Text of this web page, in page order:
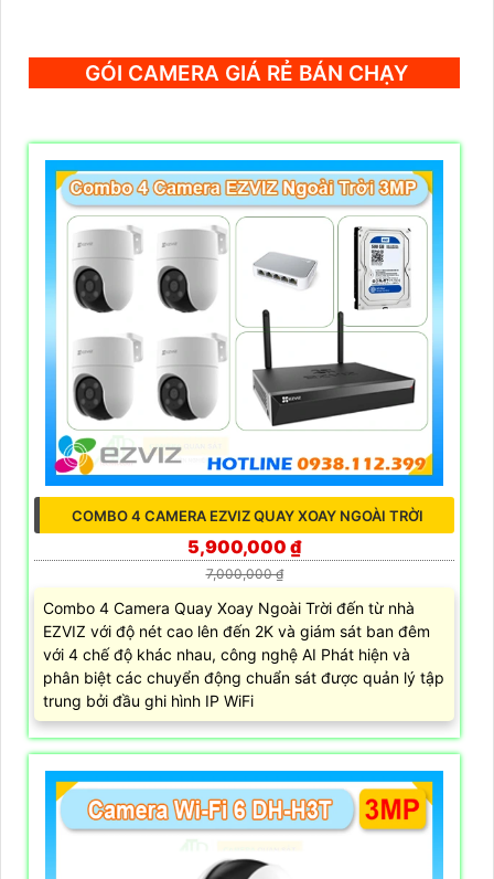
GÓI CAMERA GIÁ RẺ BÁN CHẠY
COMBO 4 CAMERA EZVIZ QUAY XOAY NGOÀI TRỜI
5,900,000 ₫
7,000,000 ₫
Combo 4 Camera Quay Xoay Ngoài Trời đến từ nhà
EZVIZ với độ nét cao lên đến 2K và giám sát ban đêm
với 4 chế độ khác nhau, công nghệ AI Phát hiện và
phân biệt các chuyển động chuẩn sát được quản lý tập
trung bởi đầu ghi hình IP WiFi